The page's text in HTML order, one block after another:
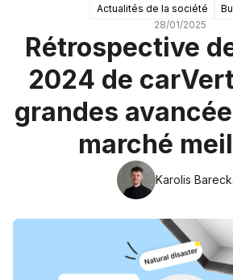
Actualités de la société
28/01/2025
Rétrospective
2024 de
grandes
marché
Karolis